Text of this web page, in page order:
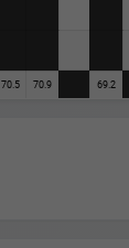
70.5 70.9 69.2